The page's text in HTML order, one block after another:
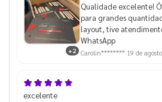
+2
Qualidade excelente!
para grandes
layout, tive
WhatsApp
Carolin******** 19 de
excelente